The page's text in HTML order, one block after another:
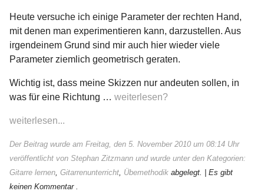
Heute versuche ich einige Parameter der rechten Hand,
mit denen man experimentieren kann, darzustellen. Aus
irgendeinem Grund sind mir auch hier wieder viele
Parameter ziemlich geometrisch geraten.
Wichtig ist, dass meine Skizzen nur andeuten sollen, in
was für eine Richtung … weiterlesen?
weiterlesen...
Der Beitrag wurde am Freitag, den 5. November 2010 um 08:14 Uhr
veröffentlicht von Stephan Zitzmann und wurde unter den Kategorien:
Gitarre lernen, Gitarrenunterricht, Übemethodik abgelegt.
| Es gibt
keinen Kommentar .